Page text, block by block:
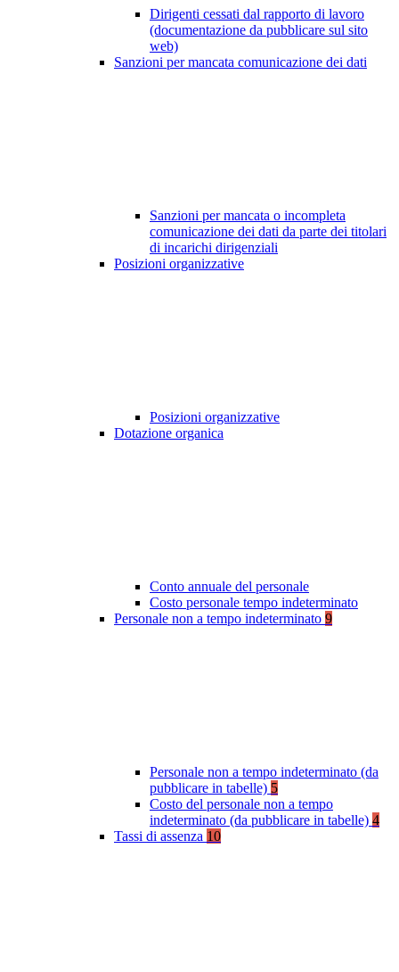
Dirigenti cessati dal rapporto di lavoro
(documentazione da pubblicare sul sito
web)
Sanzioni per mancata comunicazione dei dati
Sanzioni per mancata o incompleta
comunicazione dei dati da parte dei titolari
di incarichi dirigenziali
Posizioni organizzative
Posizioni organizzative
Dotazione organica
Conto annuale del personale
Costo personale tempo indeterminato
Personale non a tempo indeterminato 9
Personale non a tempo indeterminato (da
pubblicare in tabelle) 5
Costo del personale non a tempo
indeterminato (da pubblicare in tabelle) 4
Tassi di assenza 10